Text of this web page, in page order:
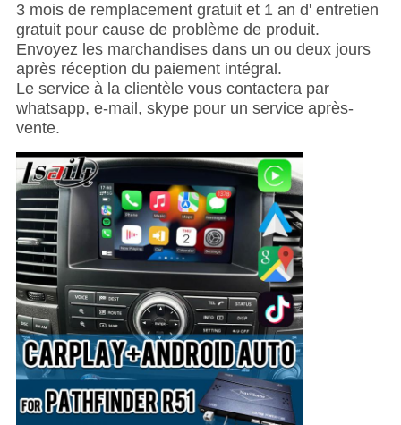
3 mois de remplacement gratuit et 1 an d' entretien
gratuit pour cause de problème de produit.
Envoyez les marchandises dans un ou deux jours
après réception du paiement intégral.
Le service à la clientèle vous contactera par
whatsapp, e-mail, skype pour un service après-
vente.